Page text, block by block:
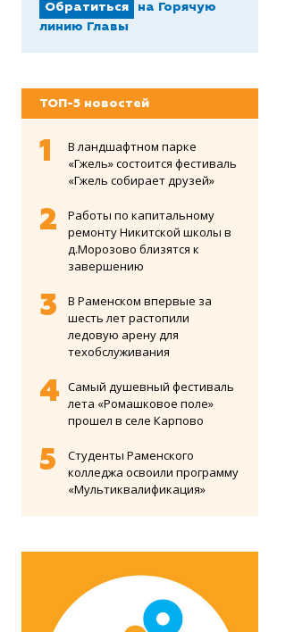
Обратиться
на Горячую
линию Главы
ТОП-5 новостей
В ландшафтном парке
«Гжель» состоится фестиваль
«Гжель собирает друзей»
Работы по капитальному
ремонту Никитской школы в
д.Морозово близятся к
завершению
В Раменском впервые за
шесть лет растопили
ледовую арену для
техобслуживания
Самый душевный фестиваль
лета «Ромашковое поле»
прошел в селе Карпово
Студенты Раменского
колледжа освоили программу
«Мультиквалификация»